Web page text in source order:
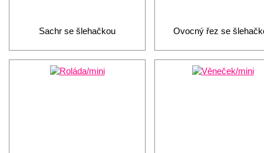
Sachr se šlehačkou Ovocný řez se